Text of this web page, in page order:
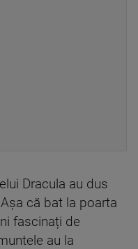
Dracula au dus
că bat la poarta
fascinați de
au la